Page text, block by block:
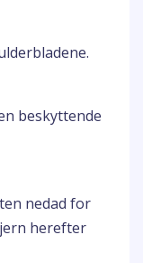
beskyttende
nedad for
herefter